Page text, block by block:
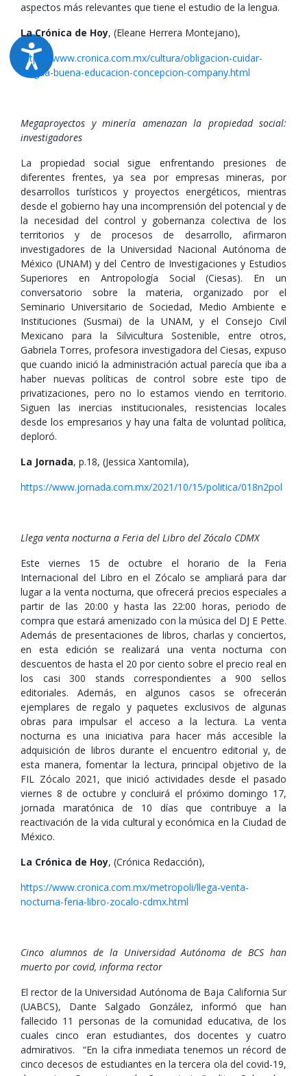
aspectos más relevantes que tiene el estudio de la lengua.
La Crónica de Hoy, (Eleane Herrera Montejano),
https://www.cronica.com.mx/cultura/obligacion-cuidar-
lengua-buena-educacion-concepcion-company.html
Megaproyectos y minería amenazan la propiedad social:
investigadores
La propiedad social sigue enfrentando presiones de
diferentes frentes, ya sea por empresas mineras, por
desarrollos turísticos y proyectos energéticos, mientras
desde el gobierno hay una incomprensión del potencial y de
la necesidad del control y gobernanza colectiva de los
territorios y de procesos de desarrollo, afirmaron
investigadores de la Universidad Nacional Autónoma de
México (UNAM) y del Centro de Investigaciones y Estudios
Superiores en Antropología Social (Ciesas). En un
conversatorio sobre la materia, organizado por el
Seminario Universitario de Sociedad, Medio Ambiente e
Instituciones (Susmai) de la UNAM, y el Consejo Civil
Mexicano para la Silvicultura Sostenible, entre otros,
Gabriela Torres, profesora investigadora del Ciesas, expuso
que cuando inició la administración actual parecía que iba a
haber nuevas políticas de control sobre este tipo de
privatizaciones, pero no lo estamos viendo en territorio.
Siguen las inercias institucionales, resistencias locales
desde los empresarios y hay una falta de voluntad política,
deploró.
La Jornada, p.18, (Jessica Xantomila),
https://www.jornada.com.mx/2021/10/15/politica/018n2pol
Llega venta nocturna a Feria del Libro del Zócalo CDMX
Este viernes 15 de octubre el horario de la Feria
Internacional del Libro en el Zócalo se ampliará para dar
lugar a la venta nocturna, que ofrecerá precios especiales a
partir de las 20:00 y hasta las 22:00 horas, periodo de
compra que estará amenizado con la música del DJ E Pette.
Además de presentaciones de libros, charlas y conciertos,
en esta edición se realizará una venta nocturna con
descuentos de hasta el 20 por ciento sobre el precio real en
los casi 300 stands correspondientes a 900 sellos
editoriales. Además, en algunos casos se ofrecerán
ejemplares de regalo y paquetes exclusivos de algunas
obras para impulsar el acceso a la lectura. La venta
nocturna es una iniciativa para hacer más accesible la
adquisición de libros durante el encuentro editorial y, de
esta manera, fomentar la lectura, principal objetivo de la
FIL Zócalo 2021, que inició actividades desde el pasado
viernes 8 de octubre y concluirá el próximo domingo 17,
jornada maratónica de 10 días que contribuye a la
reactivación de la vida cultural y económica en la Ciudad de
México.
La Crónica de Hoy, (Crónica Redacción),
https://www.cronica.com.mx/metropoli/llega-venta-
nocturna-feria-libro-zocalo-cdmx.html
Cinco alumnos de la Universidad Autónoma de BCS han
muerto por covid, informa rector
El rector de la Universidad Autónoma de Baja California Sur
(UABCS), Dante Salgado González, informó que han
fallecido 11 personas de la comunidad educativa, de los
cuales cinco eran estudiantes, dos docentes y cuatro
admirativos. “En la cifra inmediata tenemos un récord de
cinco decesos de estudiantes en la tercera ola del covid-19,